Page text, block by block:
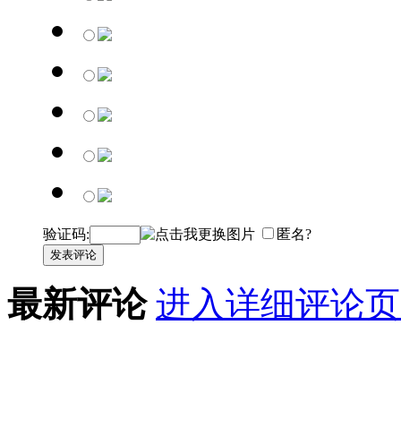
验证码: 匿名?
发表评论
最新评论 进入详细评论